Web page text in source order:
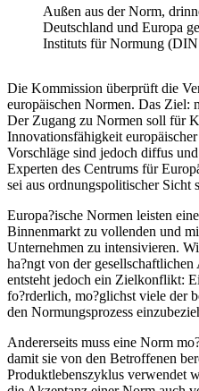
Außen aus der Norm,
Deutschland und Europa
Instituts für Normung
Die Kommission überprüft die
europäischen Normen. Das Ziel:
Der Zugang zu Normen soll für
Innovationsfähigkeit
Vorschläge sind jedoch diffus
Experten des Centrums für
sei aus ordnungspolitischer Sicht
Europa?ische Normen leisten
Binnenmarkt zu vollenden und
Unternehmen zu intensivieren.
ha?ngt von der
entsteht jedoch ein Zielkonflikt:
fo?rderlich, mo?glichst viele der
den Normungsprozess
Andererseits muss eine Norm
damit sie von den Betroffenen
Produktlebenszyklus verwendet